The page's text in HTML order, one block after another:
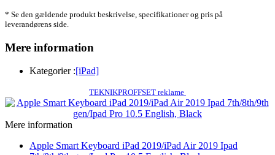
* Se den gældende produkt beskrivelse, specifikationer og pris på
leverandørens side.
Mere information
Kategorier :[iPad]
TEKNIKPROFFSET reklame
Mere information
Apple Smart Keyboard iPad 2019/iPad Air 2019 Ipad